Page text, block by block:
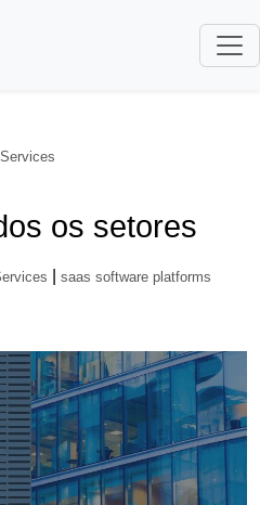
os setores
saas software platforms